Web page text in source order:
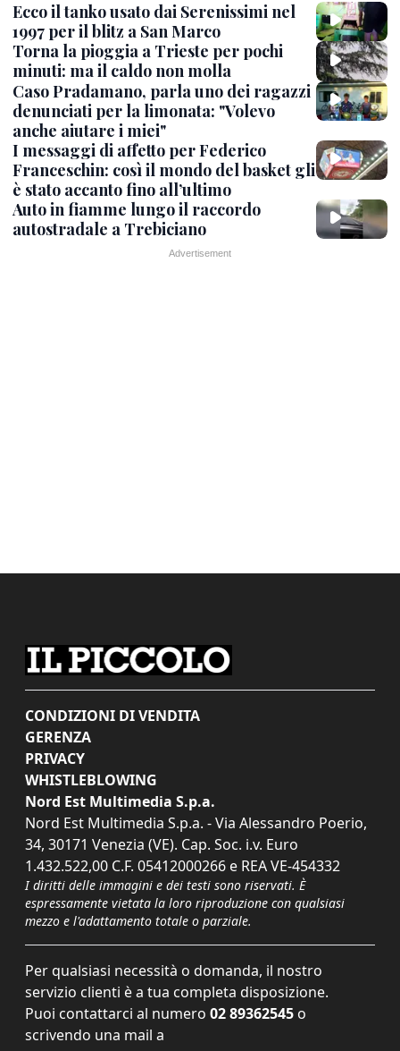
Ecco il tanko usato dai Serenissimi nel
1997 per il blitz a San Marco
Torna la pioggia a Trieste per pochi
minuti: ma il caldo non molla
Caso Pradamano, parla uno dei ragazzi
denunciati per la limonata: "Volevo
anche aiutare i miei"
I messaggi di affetto per Federico
Franceschin: così il mondo del basket gli
è stato accanto fino all’ultimo
Auto in fiamme lungo il raccordo
autostradale a Trebiciano
CONDIZIONI DI VENDITA
GERENZA
PRIVACY
WHISTLEBLOWING
Nord Est Multimedia S.p.a.
Nord Est Multimedia S.p.a. - Via Alessandro Poerio,
34, 30171 Venezia (VE). Cap. Soc. i.v. Euro
1.432.522,00 C.F. 05412000266 e REA VE-454332
I diritti delle immagini e dei testi sono riservati. È
espressamente vietata la loro riproduzione con qualsiasi
mezzo e l'adattamento totale o parziale.
Per qualsiasi necessità o domanda, il nostro
servizio clienti è a tua completa disposizione.
Puoi contattarci al numero 02 89362545 o
scrivendo una mail a